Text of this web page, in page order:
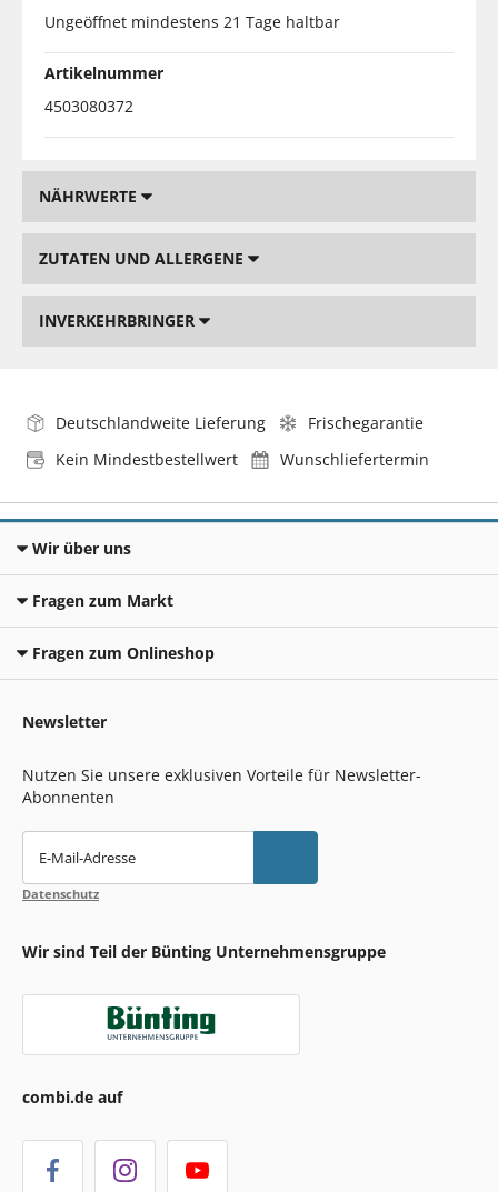
Ungeöffnet mindestens 21 Tage haltbar
Artikelnummer
4503080372
NÄHRWERTE
ZUTATEN UND ALLERGENE
INVERKEHRBRINGER
Deutschlandweite Lieferung
Frischegarantie
Kein Mindestbestellwert
Wunschliefertermin
Wir über uns
Fragen zum Markt
Fragen zum Onlineshop
Newsletter
Nutzen Sie unsere exklusiven Vorteile für Newsletter-
Abonnenten
E-Mail-Adresse
Datenschutz
Wir sind Teil der Bünting Unternehmensgruppe
combi.de auf